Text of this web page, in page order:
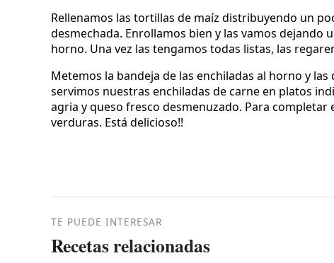
Rellenamos las tortillas de maíz distribuyendo un
desmechada. Enrollamos bien y las vamos dejando
horno. Una vez las tengamos todas listas, las
Metemos la bandeja de las enchiladas al horno y
servimos nuestras enchiladas de carne en platos
agria y queso fresco desmenuzado. Para
verduras. Está delicioso!!
TE PUEDE INTERESAR
Recetas relacionadas